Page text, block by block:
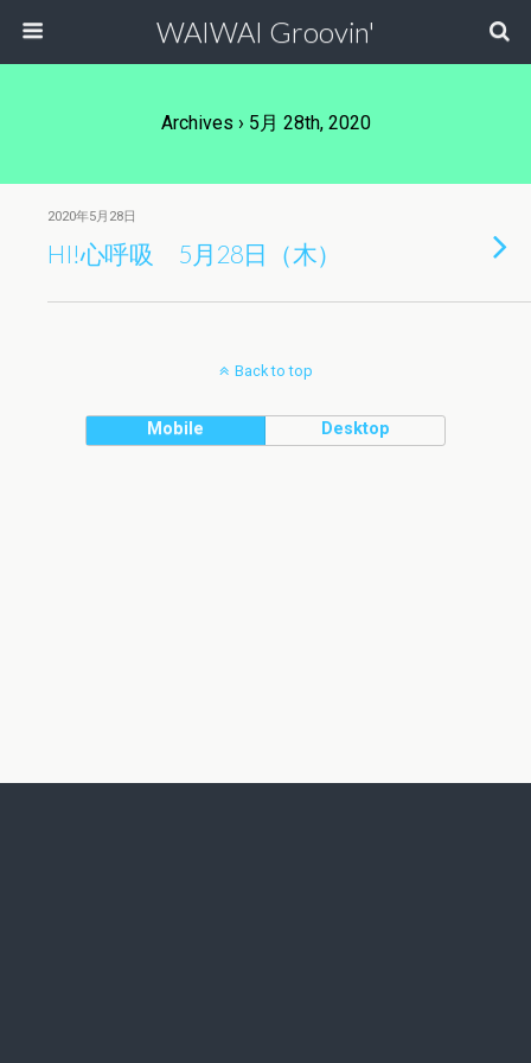
WAIWAI Groovin'
Archives › 5月 28th, 2020
2020年5月28日
HI!心呼吸 5月28日（木）
Back to top
Mobile Desktop